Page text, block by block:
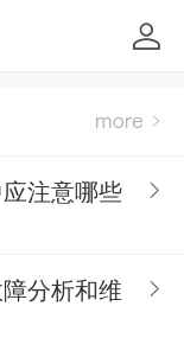
注意哪些
分析和维